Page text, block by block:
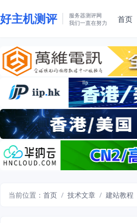
好主机测评
服务器测评网
我们一直在努力
首页
当前位置： 首页 / 技术文章 / 建站教程